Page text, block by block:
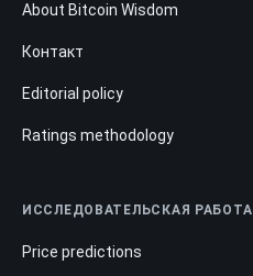
About Bitcoin Wisdom
Контакт
Editorial policy
Ratings methodology
ИССЛЕДОВАТЕЛЬСКАЯ РАБОТА
Price predictions